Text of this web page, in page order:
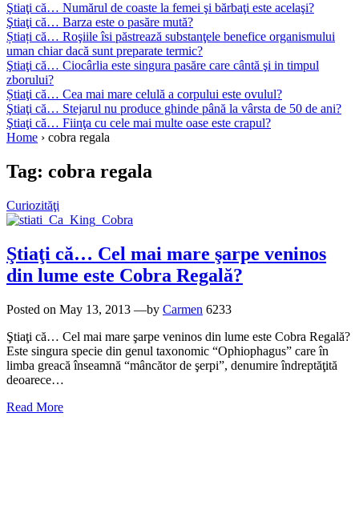
Ştiaţi că… Numărul de coaste la femei şi bărbaţi este acelaşi?
Ştiaţi că… Barza este o pasăre mută?
Știați că… Roşiile îsi păstrează substanţele benefice organismului
uman chiar dacă sunt preparate termic?
Ştiaţi că… Ciocârlia este singura pasăre care cântă şi in timpul
zborului?
Știaţi că… Cea mai mare celulă a corpului este ovulul?
Ştiaţi că… Stejarul nu produce ghinde până la vârsta de 50 de ani?
Ştiaţi că… Fiinţa cu cele mai multe oase este crapul?
Home › cobra regala
Tag: cobra regala
Curiozităţi
Ştiaţi că… Cel mai mare şarpe veninos
din lume este Cobra Regală?
Posted on May 13, 2013 —by Carmen 6233
Ştiaţi că… Cel mai mare şarpe veninos din lume este Cobra Regală?
Este singura specie din genul taxonomic “Ophiophagus” care în
limba greacă înseamnă “mâncător de şerpi”, denumire îndreptăţită
deoarece…
Read More